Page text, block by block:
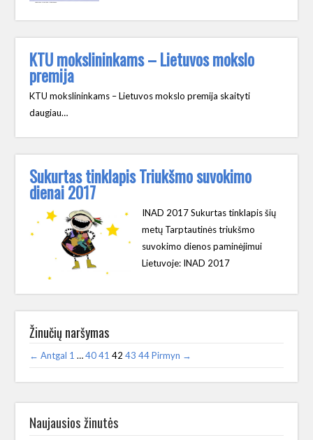
KTU mokslininkams – Lietuvos mokslo
premija
KTU mokslininkams – Lietuvos mokslo premija skaityti
daugiau…
Sukurtas tinklapis Triukšmo suvokimo
dienai 2017
INAD 2017 Sukurtas tinklapis šių
metų Tarptautinės triukšmo
suvokimo dienos paminėjimui
Lietuvoje: INAD 2017
Žinučių naršymas
← Antgal 1 … 40 41 42 43 44 Pirmyn →
Naujausios žinutės